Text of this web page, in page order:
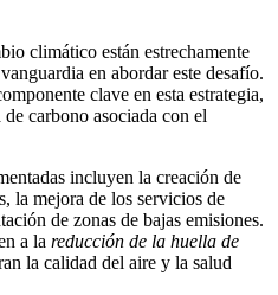
climático están estrechamente
en abordar este desafío.
clave en esta estrategia,
carbono asociada con el
incluyen la creación de
la mejora de los servicios de
de zonas de bajas emisiones.
a la reducción de la huella de
la calidad del aire y la salud